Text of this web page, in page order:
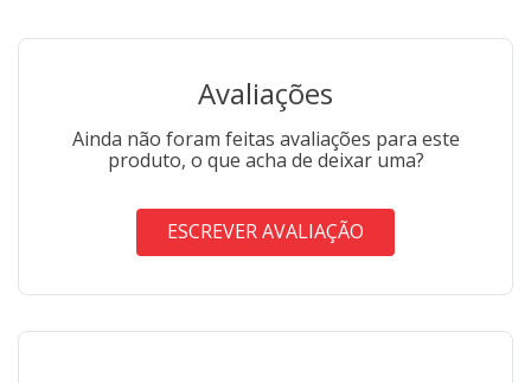
Avaliações
Ainda não foram feitas avaliações para este
produto, o que acha de deixar uma?
ESCREVER AVALIAÇÃO